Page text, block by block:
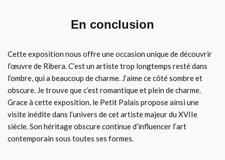
En conclusion
Cette exposition nous offre une occasion unique de découvrir
l’œuvre de Ribera. C’est un artiste trop longtemps resté dans
l’ombre, qui a beaucoup de charme. J’aime ce côté sombre et
obscure. Je trouve que c’est romantique et plein de charme.
Grace à cette exposition, le Petit Palais propose ainsi une
visite inédite dans l’univers de cet artiste majeur du XVIIe
siècle. Son héritage obscure continue d’influencer l’art
contemporain sous toutes ses formes.